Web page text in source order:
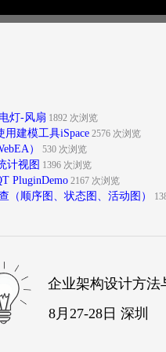
灯-风扇 1892 次浏览
建模工具iSpace 2576 次浏览
） 530 次浏览
计视图 1396 次浏览
PluginDemo 2167 次浏览
（顺序图、状态图、活动图）